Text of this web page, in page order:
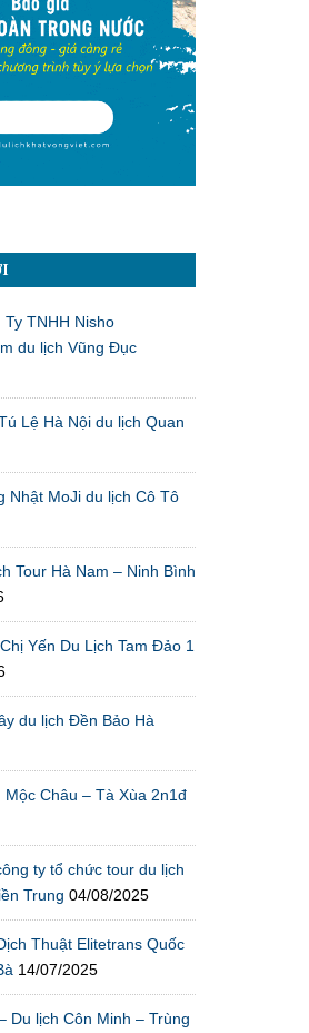
TNHH Nisho
du lịch Vũng Đục
Lệ Hà Nội du lịch Quan
Nhật MoJi du lịch Cô Tô
Tour Hà Nam – Ninh Bình
Yến Du Lịch Tam Đảo 1
du lịch Đền Bảo Hà
Mộc Châu – Tà Xùa 2n1đ
ty tổ chức tour du lịch
Trung 04/08/2025
Thuật Elitetrans Quốc
14/07/2025
Du lịch Côn Minh – Trùng